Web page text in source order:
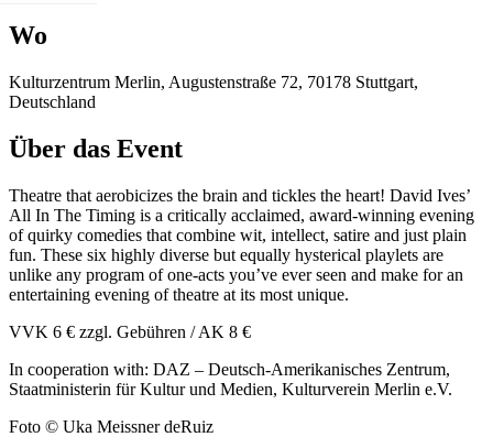
Wo
Kulturzentrum Merlin, Augustenstraße 72, 70178 Stuttgart,
Deutschland
Über das Event
Theatre that aerobicizes the brain and tickles the heart! David Ives’
All In The Timing is a critically acclaimed, award-winning evening
of quirky comedies that combine wit, intellect, satire and just plain
fun. These six highly diverse but equally hysterical playlets are
unlike any program of one-acts you’ve ever seen and make for an
entertaining evening of theatre at its most unique.
VVK 6 € zzgl. Gebühren / AK 8 €
In cooperation with: DAZ – Deutsch-Amerikanisches Zentrum,
Staatministerin für Kultur und Medien, Kulturverein Merlin e.V.
Foto © Uka Meissner deRuiz